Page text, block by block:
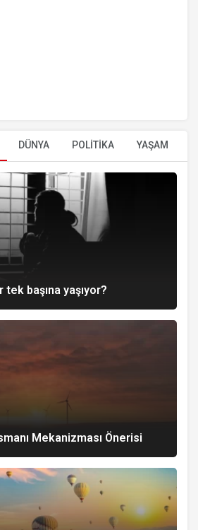
DÜNYA POLİTİKA YAŞAM
tek başına yaşıyor?
Mekanizması Önerisi